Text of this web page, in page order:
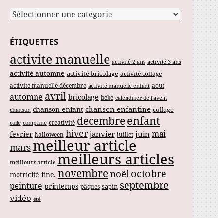
Catégories
ÉTIQUETTES
activite manuelle activité 2 ans activité 3 ans
activité automne activité bricolage activité collage
activité manuelle décembre activité manuelle enfant aout
automne avril bricolage bébé calendrier de l'avent
chanson chanson enfant chanson enfantine collage
colle comptine creativité decembreenfant
fevrier halloween hiver janvier juillet juin mai
marsmeilleur article
meilleurs article meilleurs articles
motricité fine. novembrenoëloctobre
peinture printemps pâques sapin septembre
vidéo été